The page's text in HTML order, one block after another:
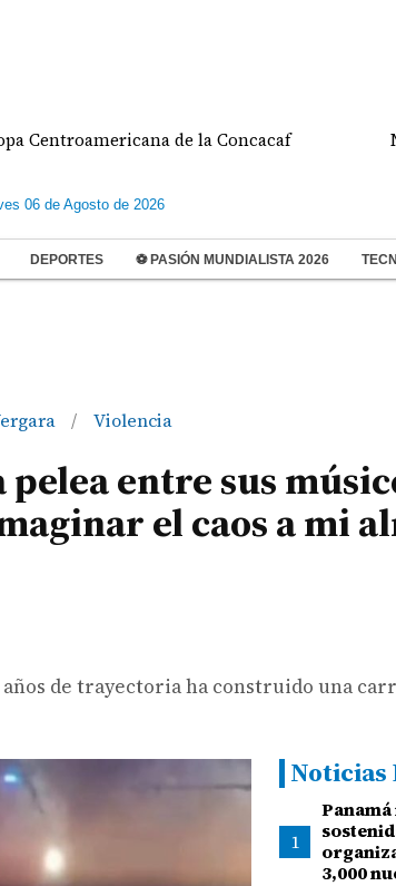
de la Concacaf
06 de Agosto de 2026
DEPORTES ⚽ PASIÓN MUNDIALISTA 2026
/ Violencia
entre sus
el caos a mi
de trayectoria ha construido una
Noticias
1
3,000